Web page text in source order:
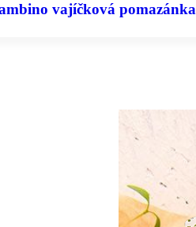
vajíčková pomazánka